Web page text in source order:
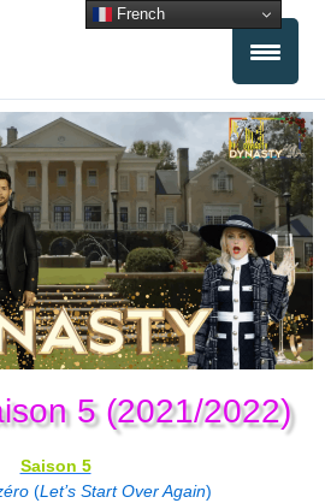
5 (2021/2022)
Saison 5
(Let’s Start Over Again)
French